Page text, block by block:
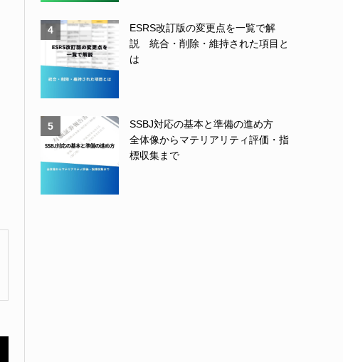
4
ESRS改訂版の変更点を一覧で解
説 統合・削除・維持された項目と
は
5
SSBJ対応の基本と準備の進め方
全体像からマテリアリティ評価・指
標収集まで